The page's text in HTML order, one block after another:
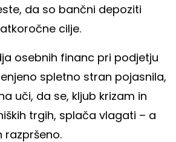
da so bančni depoziti
cilje.
osebnih financ pri podjetju
spletno stran pojasnila,
uči, da se, kljub krizam in
trgih, splača vlagati – a
razpršeno.